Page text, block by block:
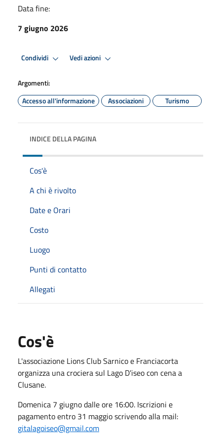
Data fine:
7 giugno 2026
Condividi Vedi azioni
Argomenti:
Accesso all'informazione
Associazioni Turismo
INDICE DELLA PAGINA
Cos'è
A chi è rivolto
Date e Orari
Costo
Luogo
Punti di contatto
Allegati
Cos'è
L'associazione Lions Club Sarnico e Franciacorta
organizza una crociera sul Lago D'iseo con cena a
Clusane.
Domenica 7 giugno dalle ore 16:00. Iscrizioni e
pagamento entro 31 maggio scrivendo alla mail:
gitalagoiseo@gmail.com